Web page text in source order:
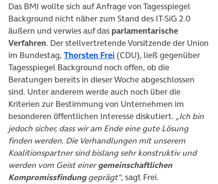
Das BMI wollte sich auf Anfrage von Tagesspiegel
Background nicht näher zum Stand des IT-SiG 2.0
äußern und verwies auf das parlamentarische
Verfahren. Der stellvertretende Vorsitzende der Union
im Bundestag, Thorsten Frei (öffnet in neuem Tab)
(CDU), ließ gegenüber
Tagesspiegel Background noch offen, ob die
Beratungen bereits in dieser Woche abgeschlossen
sind. Unter anderem werde auch noch über die
Kriterien zur Bestimmung von Unternehmen im
besonderen öffentlichen Interesse diskutiert. „Ich bin
jedoch sicher, dass wir am Ende eine gute Lösung
finden werden. Die Verhandlungen mit unserem
Koalitionspartner sind bislang sehr konstruktiv und
werden vom Geist einergemeinschaftlichen
Kompromissfindunggeprägt“, sagt Frei.